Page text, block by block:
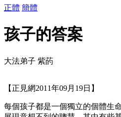
正體 簡體
孩子的答案
大法弟子 紫菂
【正見網2011年09月19日】
每個孩子都是一個獨立的個體生